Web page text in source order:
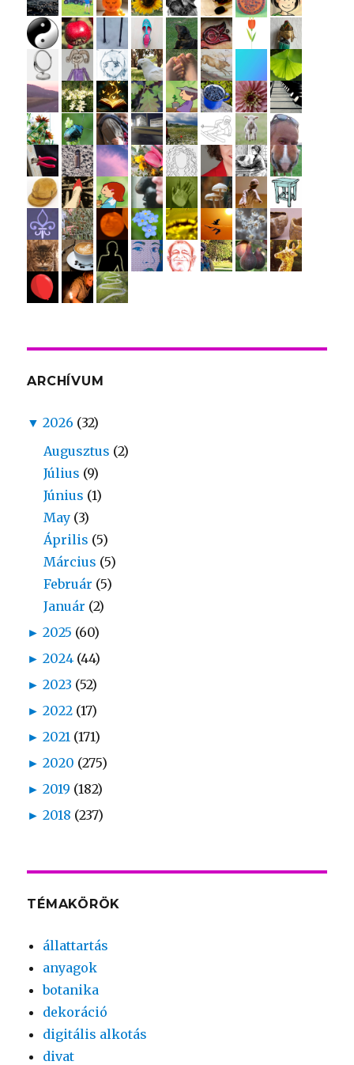
ARCHÍVUM
▼ 2026 (32)
Augusztus (2)
Július (9)
Június (1)
May (3)
Április (5)
Március (5)
Február (5)
Január (2)
► 2025 (60)
► 2024 (44)
► 2023 (52)
► 2022 (17)
► 2021 (171)
► 2020 (275)
► 2019 (182)
► 2018 (237)
TÉMAKÖRÖK
állattartás
anyagok
botanika
dekoráció
digitális alkotás
divat